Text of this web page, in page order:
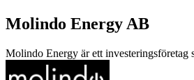
Molindo Energy AB
Molindo Energy är ett investeringsföretag